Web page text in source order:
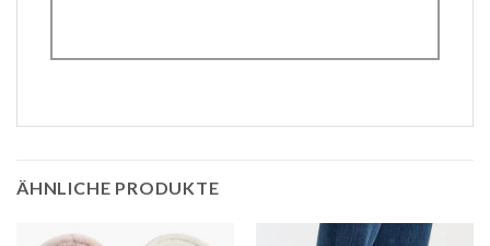
ÄHNLICHE PRODUKTE